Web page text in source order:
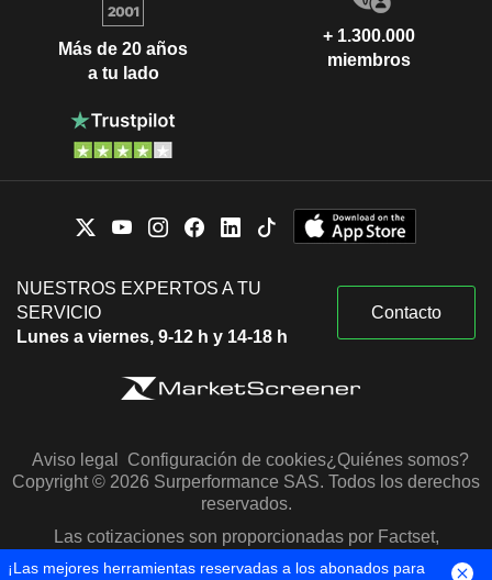
Más de 20 años
a tu lado
+ 1.300.000
miembros
NUESTROS EXPERTOS A TU
SERVICIO
Lunes a viernes, 9-12 h y 14-18 h
Contacto
Aviso legal Configuración de cookies¿Quiénes somos?
Copyright © 2026 Surperformance SAS. Todos los derechos
reservados.
Las cotizaciones son proporcionadas por Factset,
Morningstar y S&P Capital IQ
¡Las mejores herramientas reservadas a los abonados para